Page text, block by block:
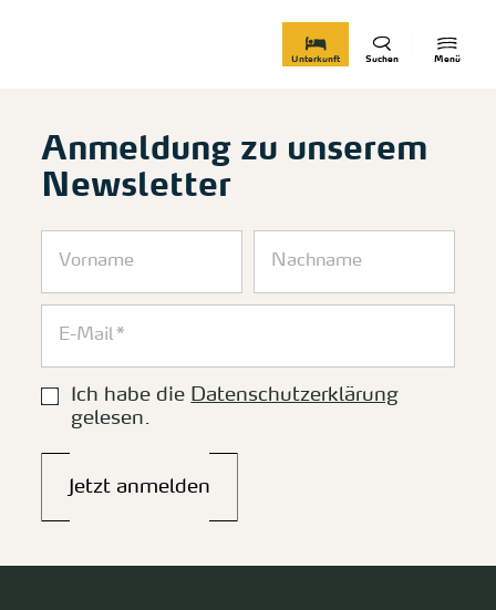
Menü
Suchen
Unterkunft
Anmeldung zu unserem
Newsletter
Ich habe die Datenschutzerklärung
gelesen.
Jetzt anmelden